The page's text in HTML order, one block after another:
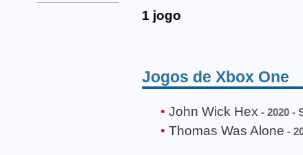
1 jogo
Jogos de Xbox One
John Wick Hex - 2020 -
Thomas Was Alone -